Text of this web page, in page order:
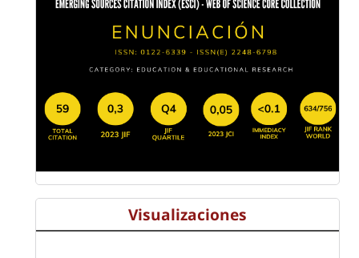
Visualizaciones